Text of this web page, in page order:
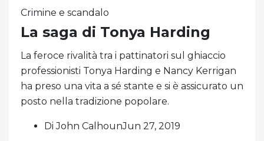
Crimine e scandalo
La saga di Tonya Harding
La feroce rivalità tra i pattinatori sul ghiaccio
professionisti Tonya Harding e Nancy Kerrigan
ha preso una vita a sé stante e si è assicurato un
posto nella tradizione popolare.
Di John CalhounJun 27, 2019